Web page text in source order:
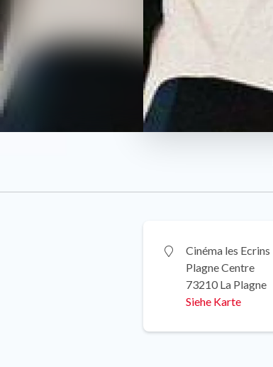
Cinéma les Ecrins
Plagne Centre
73210 La Plagne
Siehe Karte